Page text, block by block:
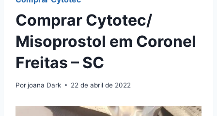
Comprar Cytotec/
Misoprostol em Coronel
Freitas – SC
Por joana Dark 22 de abril de 2022